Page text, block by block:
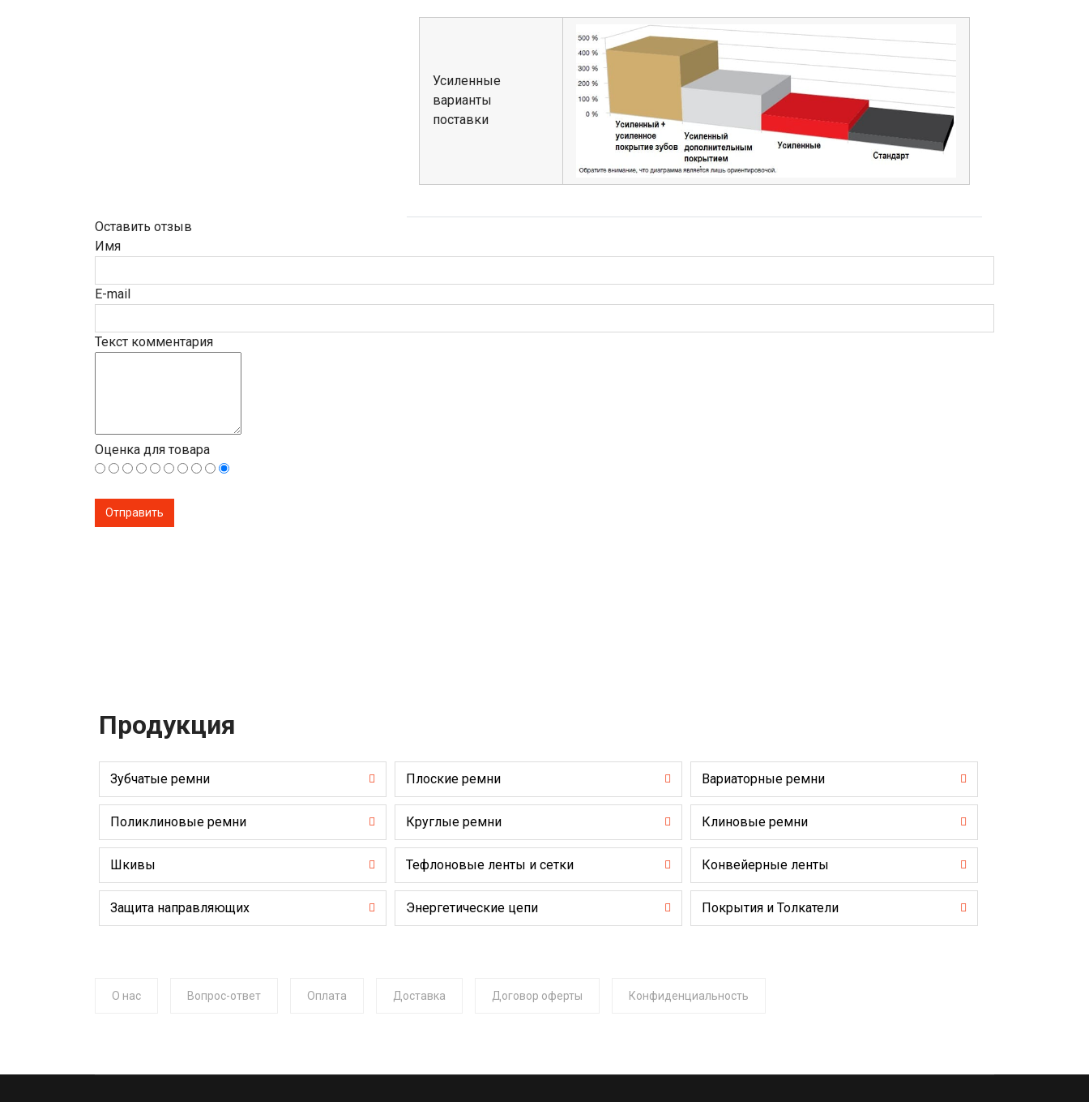
Усиленные
варианты
поставки
Оставить отзыв
Имя
E-mail
Текст комментария
Оценка для товара
Продукция
Зубчатые ремни Плоские ремни Вариаторные ремни
Поликлиновые ремни Круглые ремни Клиновые ремни
Шкивы Тефлоновые ленты и сетки Конвейерные ленты
Защита направляющих Энергетические цепи Покрытия и Толкатели
О нас Вопрос-ответ Оплата Доставка Договор оферты Конфиденциальность